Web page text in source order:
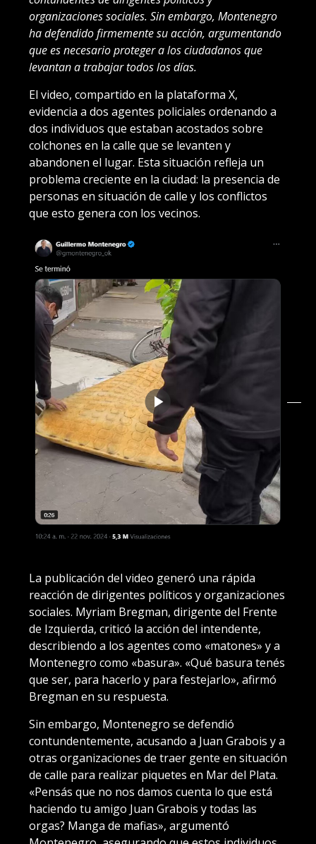
organizaciones sociales. Sin embargo, Montenegro
ha defendido firmemente su acción, argumentando
que es necesario proteger a los ciudadanos que
levantan a trabajar todos los días.
El video, compartido en la plataforma X,
evidencia a dos agentes policiales ordenando a
dos individuos que estaban acostados sobre
colchones en la calle que se levanten y
abandonen el lugar. Esta situación refleja un
problema creciente en la ciudad: la presencia de
personas en situación de calle y los conflictos
que esto genera con los vecinos.
La publicación del video generó una rápida
reacción de dirigentes políticos y organizaciones
sociales. Myriam Bregman, dirigente del Frente
de Izquierda, criticó la acción del intendente,
describiendo a los agentes como «matones» y a
Montenegro como «basura». «Qué basura tenés
que ser, para hacerlo y para festejarlo», afirmó
Bregman en su respuesta.
Sin embargo, Montenegro se defendió
contundentemente, acusando a Juan Grabois y a
otras organizaciones de traer gente en situación
de calle para realizar piquetes en Mar del Plata.
«Pensás que no nos damos cuenta lo que está
haciendo tu amigo Juan Grabois y todas las
orgas? Manga de mafias», argumentó